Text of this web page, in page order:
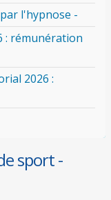
l'hypnose -
: rémunération
2026 :
sport -